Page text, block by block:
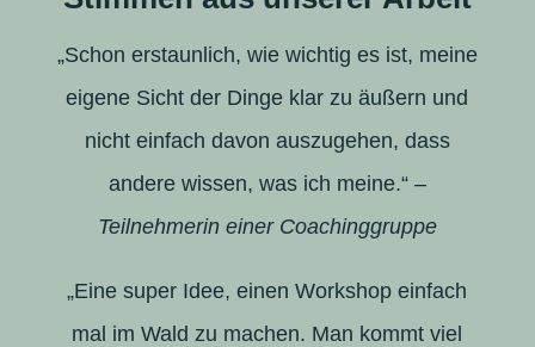
„Schon erstaunlich, wie wichtig es ist, meine
eigene Sicht der Dinge klar zu äußern und
nicht einfach davon auszugehen, dass
andere wissen, was ich meine.“ –
Teilnehmerin einer Coachinggruppe
„Eine super Idee, einen Workshop einfach
mal im Wald zu machen. Man kommt viel